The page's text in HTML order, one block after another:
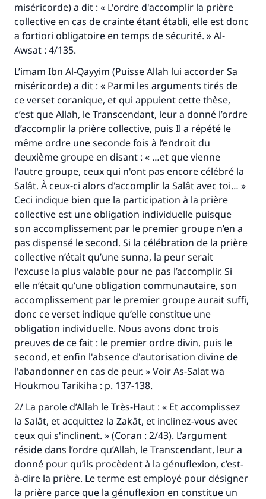
miséricorde) a dit : « L'ordre d'accomplir la prière
collective en cas de crainte étant établi, elle est donc
a fortiori obligatoire en temps de sécurité. »Al-
Awsat : 4/135.
L’imam Ibn Al-Qayyim (Puisse Allah lui accorder Sa
miséricorde) a dit : « Parmi les arguments tirés de
ce verset coranique, et qui appuient cette thèse,
c’est que Allah, le Transcendant, leur a donné l’ordre
d’accomplir la prière collective, puis Il a répété le
même ordre une seconde fois à l’endroit du
deuxième groupe en disant : « …et que vienne
l'autre groupe, ceux qui n'ont pas encore célébré la
Salât. À ceux-ci alors d'accomplir la Salâtavec toi… »
Ceci indique bien que la participation à la prière
collective est une obligation individuelle puisque
son accomplissement par le premier groupe n’en a
pas dispensé le second. Si la célébration de la prière
collective n’était qu’une sunna, la peur serait
l'excuse la plus valable pour ne pas l’accomplir. Si
elle n’était qu’une obligation communautaire, son
accomplissement par le premier groupe aurait suffi,
donc ce verset indique qu’elle constitue une
obligation individuelle. Nous avons donc trois
preuves de ce fait : le premier ordre divin, puis le
second, et enfin l'absence d'autorisation divine de
l'abandonner en cas de peur. » VoirAs-Salat wa
Houkmou Tarikiha : p. 137-138.
2/ La parole d’Allah le Très-Haut : « Et accomplissez
la Salât, et acquittez la Zakât, et inclinez-vous avec
ceux qui s'inclinent. » (Coran : 2/43). L’argument
réside dans l’ordre qu’Allah, le Transcendant, leur a
donné pour qu’ils procèdent à la génuflexion, c’est-
à-dire la prière. Le terme est employé pour désigner
la prière parce que la génuflexion en constitue un